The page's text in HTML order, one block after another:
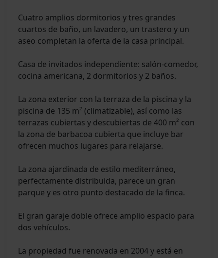
Cuatro amplios dormitorios y tres grandes
cuartos de baño, un lavadero, un trastero y un
aseo completan la oferta de la casa principal.
Casa de invitados independiente: salón-comedor,
cocina americana, 2 dormitorios y 2 baños.
La zona exterior con la terraza de la piscina y la
piscina de 135 m² (climatizable), así como las
terrazas cubiertas y descubiertas de 400 m² con
la zona de barbacoa cubierta que incluye bar
ofrecen muchos lugares para relajarse.
La zona ajardinada de estilo mediterráneo,
perfectamente distribuida, parece un gran
parque y es otro punto destacado de la finca.
El gran garaje doble ofrece amplio espacio para
dos vehículos.
La propiedad fue renovada en 2004 y está en